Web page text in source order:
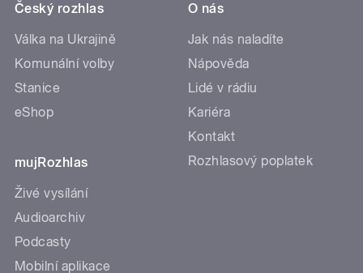
Český rozhlas
Válka na Ukrajině
Komunální volby
Stanice
eShop
mujRozhlas
Živé vysílání
Audioarchiv
Podcasty
Mobilní aplikace
O nás
Jak nás naladíte
Nápověda
Lidé v rádiu
Kariéra
Kontakt
Rozhlasový poplatek